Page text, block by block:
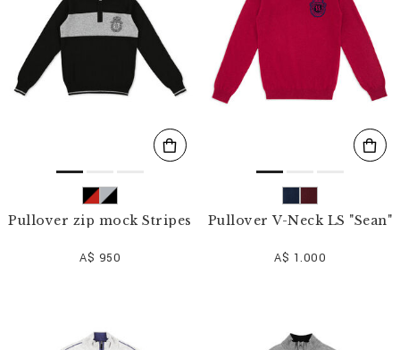
Pullover zip mock Stripes
A$ 950
Pullover V-Neck LS "Sean"
A$ 1.000